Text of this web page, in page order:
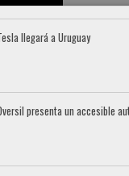
llegará a Uruguay
presenta un accesible